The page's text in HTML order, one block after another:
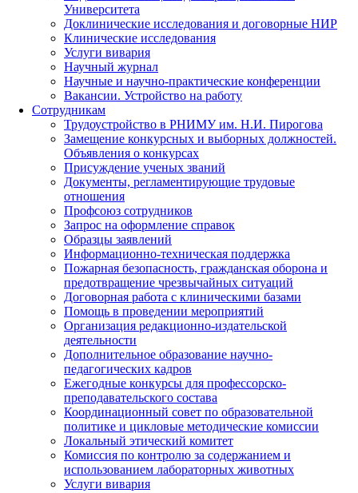
Университета
Доклинические исследования и договорные НИР
Клинические исследования
Услуги вивария
Научный журнал
Научные и научно-практические конференции
Вакансии. Устройство на работу
Сотрудникам
Трудоустройство в РНИМУ им. Н.И. Пирогова
Замещение конкурсных и выборных должностей.
Объявления о конкурсах
Присуждение ученых званий
Документы, регламентирующие трудовые
отношения
Профсоюз сотрудников
Запрос на оформление справок
Образцы заявлений
Информационно-техническая поддержка
Пожарная безопасность, гражданская оборона и
предотвращение чрезвычайных ситуаций
Договорная работа с клиническими базами
Помощь в проведении мероприятий
Организация редакционно-издательской
деятельности
Дополнительное образование научно-
педагогических кадров
Ежегодные конкурсы для профессорско-
преподавательского состава
Координационный совет по образовательной
политике и цикловые методические комиссии
Локальный этический комитет
Комиссия по контролю за содержанием и
использованием лабораторных животных
Услуги вивария